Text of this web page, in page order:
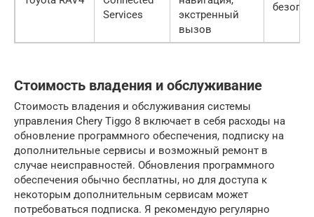
Services
экстренный
вызов
Стоимость владения и обслуживание
Стоимость владения и обслуживания системы
управления Chery Tiggo 8 включает в себя расходы на
обновление программного обеспечения, подписку на
дополнительные сервисы и возможный ремонт в
случае неисправностей. Обновления программного
обеспечения обычно бесплатны, но для доступа к
некоторым дополнительным сервисам может
потребоваться подписка. Я рекомендую регулярно